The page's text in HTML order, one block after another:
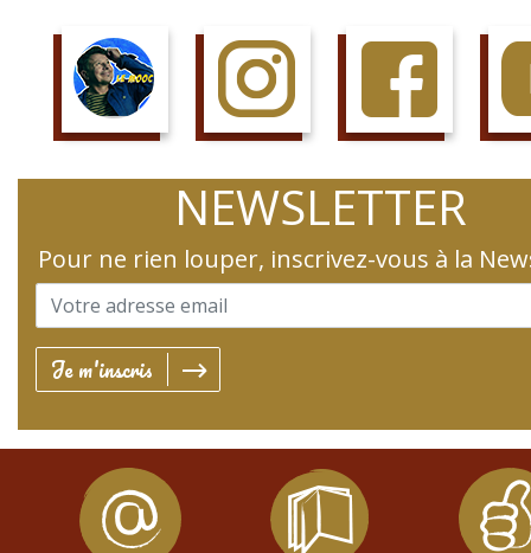
NEWSLETTER
Pour ne rien louper, inscrivez-vous à la
Je m'inscris